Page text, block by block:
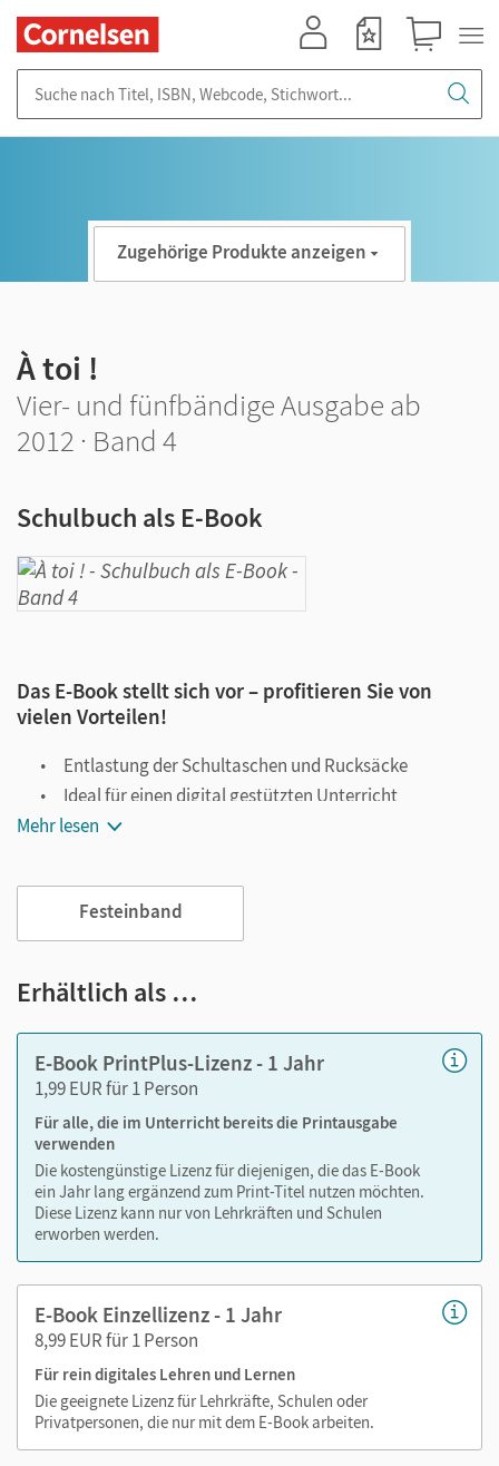
Zugehörige Produkte anzeigen
À toi !
Vier- und fünfbändige Ausgabe ab
2012 · Band 4
Schulbuch als E-Book
Das E-Book stellt sich vor – profitieren Sie von
vielen Vorteilen!
Entlastung der Schultaschen und Rucksäcke
Ideal für einen digital gestützten Unterricht
Notiz- und Markierungsmöglichkeit
Viele digitale Funktionen unterstützen das Lehren und
Lernen:
Notizen erstellen
Lesezeichen hinzufügen
Zoomen
Mehr lesen
Festeinband
Erhältlich als …
E-Book PrintPlus-Lizenz - 1 Jahr
1,99 EUR für 1 Person
Für alle, die im Unterricht bereits die Printausgabe
verwenden
Die kostengünstige Lizenz für diejenigen, die das E-Book
ein Jahr lang ergänzend zum Print-Titel nutzen möchten.
Diese Lizenz kann nur von Lehrkräften und Schulen
erworben werden.
E-Book Einzellizenz - 1 Jahr
8,99 EUR für 1 Person
Für rein digitales Lehren und Lernen
Die geeignete Lizenz für Lehrkräfte, Schulen oder
Privatpersonen, die nur mit dem E-Book arbeiten.